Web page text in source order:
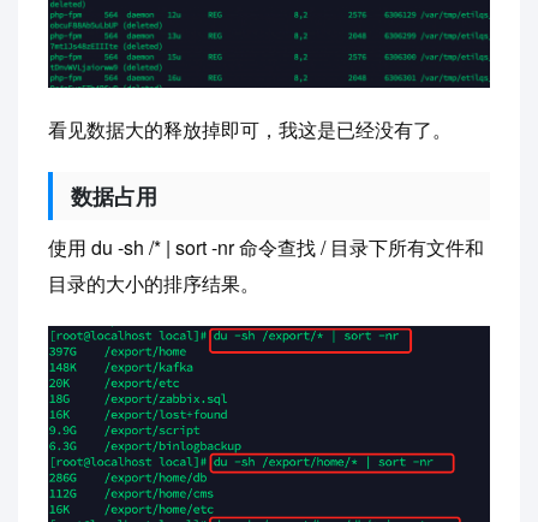
看见数据大的释放掉即可，我这是已经没有了。
数据占用
使用 du -sh /* | sort -nr 命令查找 / 目录下所有文件和
目录的大小的排序结果。